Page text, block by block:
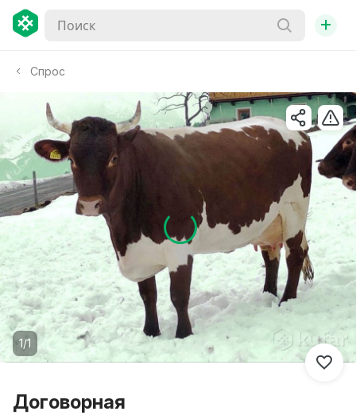
+
Спрос
1/1
Договорная